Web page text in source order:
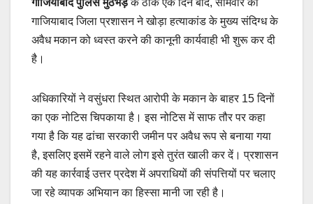
गाजियाबाद जिला प्रशासन ने खोड़ा हत्याकांड के मुख्य संदिग्ध के
अवैध मकान को ध्वस्त करने की कानूनी कार्यवाही भी शुरू कर दी
है।
अधिकारियों ने वसुंधरा स्थित आरोपी के मकान के बाहर 15 दिनों
का एक नोटिस चिपकाया है। इस नोटिस में साफ तौर पर कहा
गया है कि यह ढांचा सरकारी जमीन पर अवैध रूप से बनाया गया
है, इसलिए इसमें रहने वाले लोग इसे तुरंत खाली कर दें। प्रशासन
की यह कार्रवाई उत्तर प्रदेश में अपराधियों की संपत्तियों पर चलाए
जा रहे व्यापक अभियान का हिस्सा मानी जा रही है।